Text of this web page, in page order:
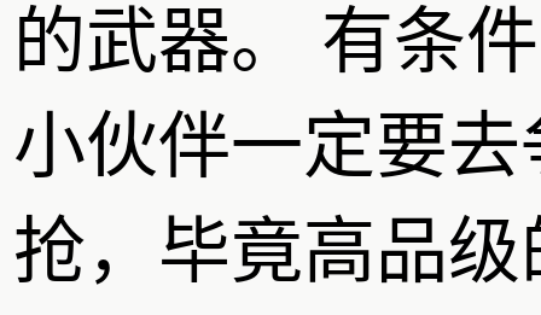
的武器。 有条
小伙伴一定要去
抢，毕竟高品级